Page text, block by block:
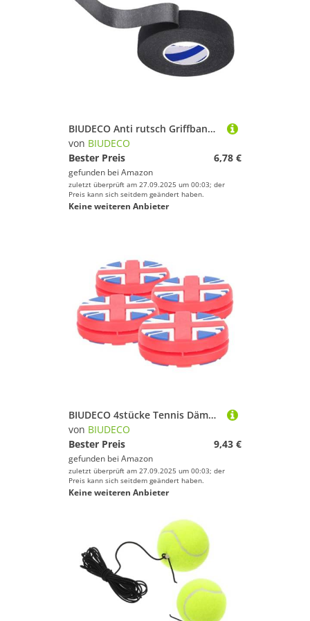
BIUDECO Anti rutsch Griffband für Badminton Tennisschläger Selbstklebendes Schweißabsorbierendes Tape Breit Lang Langlebig und Komfortabel für Sportliche Nutzung
von BIUDECO
Bester Preis
6,78 €
gefunden bei Amazon
zuletzt überprüft am 27.09.2025 um 00:03; der
Preis kann sich seitdem geändert haben.
Keine weiteren Anbieter
BIUDECO 4stücke Tennis Dämpfer Flagge Effektive Schockabsorption Für Tennisschläger Leicht Und Tragbar Für Training Und Wettkampf
von BIUDECO
Bester Preis
9,43 €
gefunden bei Amazon
zuletzt überprüft am 27.09.2025 um 00:03; der
Preis kann sich seitdem geändert haben.
Keine weiteren Anbieter